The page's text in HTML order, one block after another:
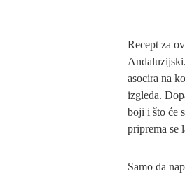
Recept za
asocira na
izgleda.
boji i što će
priprema se
Samo da